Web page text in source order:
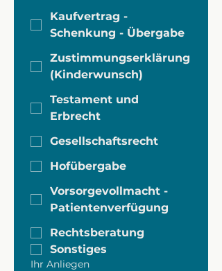
Kaufvertrag -
Schenkung - Übergabe
Zustimmungserklärung
(Kinderwunsch)
Testament und
Erbrecht
Gesellschaftsrecht
Hofübergabe
Vorsorgevollmacht -
Patientenverfügung
Rechtsberatung
Sonstiges
Ihr Anliegen